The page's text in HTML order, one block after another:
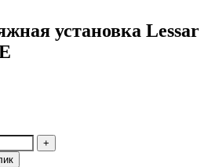
установка Lessar